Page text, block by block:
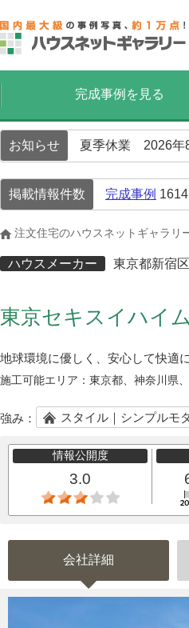
完成事例を見る
お知らせ 夏季休業 2026年
掲載情報件数 完成事例 1614
注文住宅のハウスネットギャラリ
ハウスメーカー 東京都新宿
東京セキスイハイム
地球環境に優しく、安心して快適
施工可能エリア： 東京都、神奈川県
強み： スタイル｜シンプルモ
情報公開度
3.0
会社詳細